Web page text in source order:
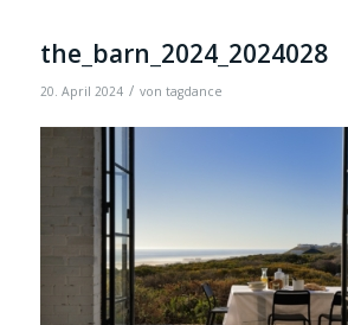
the_barn_2024_2024028
20. April 2024 / von tagdance